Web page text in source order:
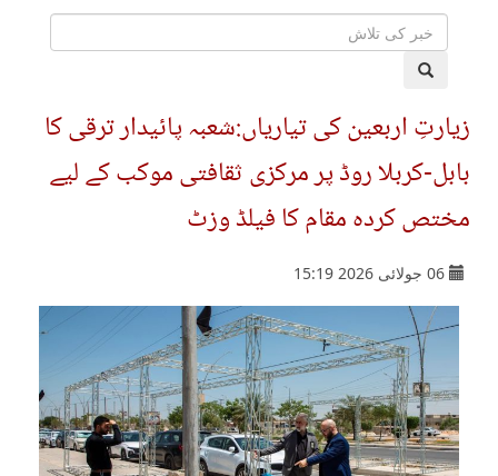
زیارتِ اربعین کی تیاریاں:شعبہ پائیدار ترقی کا
بابل-کربلا روڈ پر مرکزی ثقافتی موکب کے لیے
مختص کردہ مقام کا فیلڈ وزٹ
06 جولائی 2026 15:19